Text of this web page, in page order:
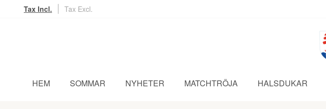
Tax Incl. Tax Excl.
HEM SOMMAR NYHETER MATCHTRÖJA HALSDUKAR